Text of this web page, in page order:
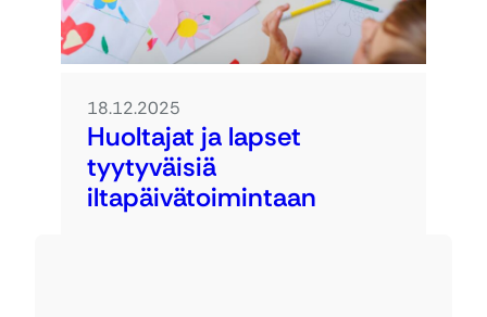
18.12.2025
Huoltajat ja lapset
tyytyväisiä
iltapäivätoimintaan